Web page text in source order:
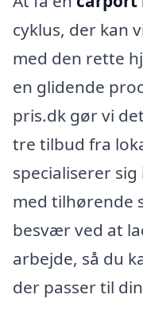
cyklus, der kan
med den rette
en glidende
pris.dk gør vi
tre tilbud fra
specialiserer
med tilhørende
besvær ved at
arbejde, så du
der passer til